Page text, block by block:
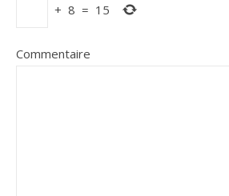
+ 8 = 15
Commentaire